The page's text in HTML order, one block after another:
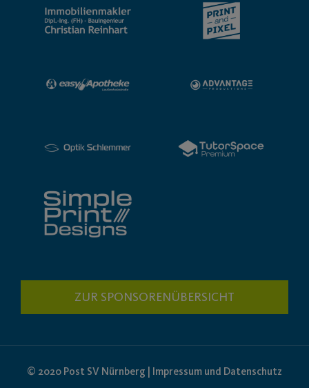
ZUR SPONSORENÜBERSICHT
© 2020 Post SV Nürnberg | Impressum und Datenschutz